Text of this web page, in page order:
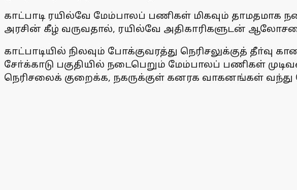
காட்பாடி ரயில்வே மேம்பாலப் பணிகள் மிகவும் தாமதமாக
அரசின் கீழ் வருவதால், ரயில்வே அதிகாரிகளுடன்
காட்பாடியில் நிலவும் போக்குவரத்து நெரிசலுக்குத்
சோ்க்காடு பகுதியில் நடைபெறும் மேம்பாலப் பணிகள்
நெரிசலைக் குறைக்க, நகருக்குள் கனரக வாகனங்கள் வந்து